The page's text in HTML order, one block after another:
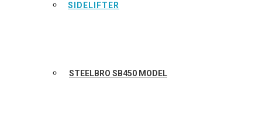
SIDELIFTER
STEELBRO SB450 MODEL